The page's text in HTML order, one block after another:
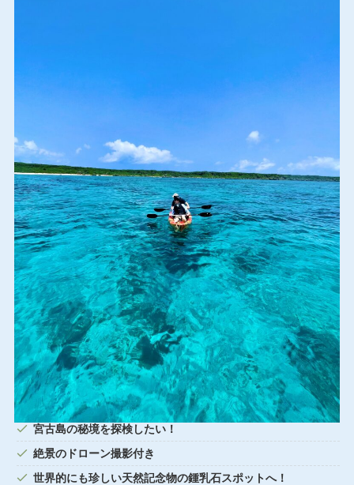
宮古島の秘境を探検したい！
絶景のドローン撮影付き
世界的にも珍しい天然記念物の鍾乳石スポットへ！